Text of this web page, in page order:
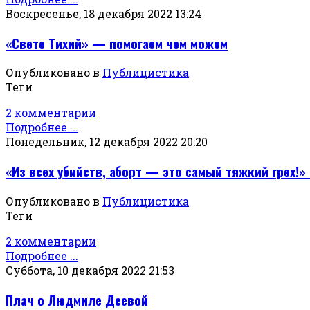
Воскресенье, 18 декабря 2022 13:24
«Свете Тихий» — помогаем чем можем
Опубликовано в Публицистика
Теги
2 комментарии
Подробнее ...
Понедельник, 12 декабря 2022 20:20
«Из всех убийств, аборт — это самый тяжкий
Опубликовано в Публицистика
Теги
2 комментарии
Подробнее ...
Суббота, 10 декабря 2022 21:53
Плач о Людмиле Деевой